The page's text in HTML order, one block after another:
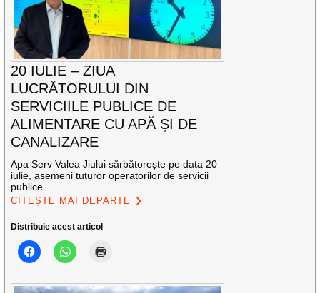
20 IULIE – ZIUA
LUCRĂTORULUI DIN
SERVICIILE PUBLICE DE
ALIMENTARE CU APĂ ȘI DE
CANALIZARE
Apa Serv Valea Jiului sărbătorește pe data 20
iulie, asemeni tuturor operatorilor de servicii
publice
CITEȘTE MAI DEPARTE
Distribuie acest articol